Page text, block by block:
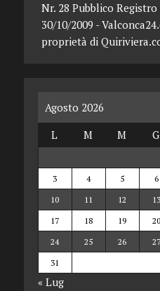
Nr. 28 Pubblico
30/10/2009 -
proprietà di
Agosto 2026
L
M M G
3
4 5 6
10
11 12 13
17
18 19 20
24
25 26 27
31
« Lug